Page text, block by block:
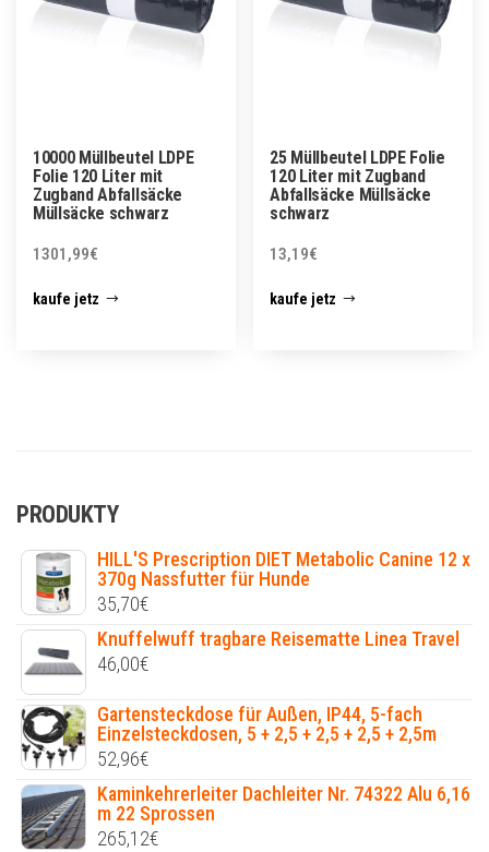
10000 Müllbeutel LDPE
Folie 120 Liter mit
Zugband Abfallsäcke
Müllsäcke schwarz
1301,99€
kaufe jetz
25 Müllbeutel LDPE Folie
120 Liter mit Zugband
Abfallsäcke Müllsäcke
schwarz
13,19€
kaufe jetz
PRODUKTY
HILL'S Prescription DIET Metabolic Canine 12 x
370g Nassfutter für Hunde
35,70€
Knuffelwuff tragbare Reisematte Linea Travel
46,00€
Gartensteckdose für Außen, IP44, 5-fach
Einzelsteckdosen, 5 + 2,5 + 2,5 + 2,5 + 2,5m
52,96€
Kaminkehrerleiter Dachleiter Nr. 74322 Alu 6,16
m 22 Sprossen
265,12€